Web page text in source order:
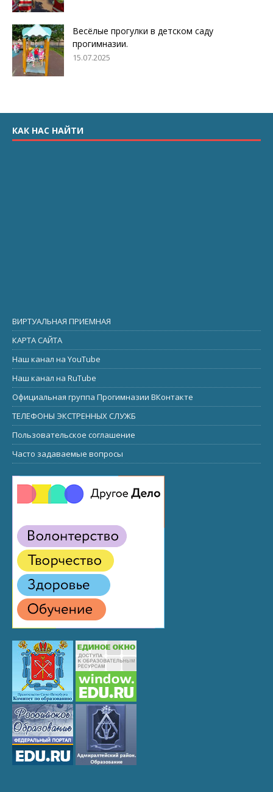
Весёлые прогулки в детском саду
прогимназии.
15.07.2025
КАК НАС НАЙТИ
ВИРТУАЛЬНАЯ ПРИЕМНАЯ
КАРТА САЙТА
Наш канал на YouTube
Наш канал на RuTube
Официальная группа Прогимназии ВКонтакте
ТЕЛЕФОНЫ ЭКСТРЕННЫХ СЛУЖБ
Пользовательское соглашение
Часто задаваемые вопросы